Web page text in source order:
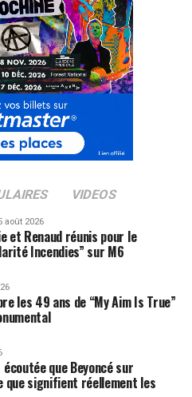
VIDEOS
août 2026
et Renaud réunis pour le
Incendies” sur M6
les 49 ans de “My Aim Is True”
que Beyoncé sur
que signifient réellement les